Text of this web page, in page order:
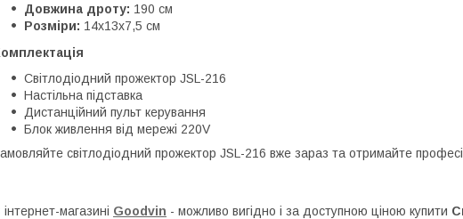
Довжина дроту: 190 см
Розміри: 14х13х7,5 см
Світлодіодний прожектор JSL-216
Настільна підставка
Дистанційний пульт керування
Блок живлення від мережі 220V
світлодіодний прожектор JSL-216 вже зараз та отримайте
інтернет-магазині Goodvin - можливо вигідно і за доступною ціною купити